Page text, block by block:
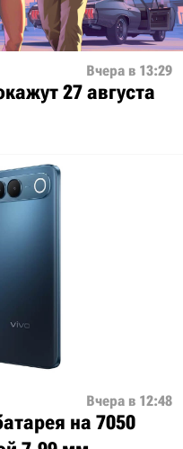
Вчера в 13:29
27 августа
Вчера в 12:48
на 7050